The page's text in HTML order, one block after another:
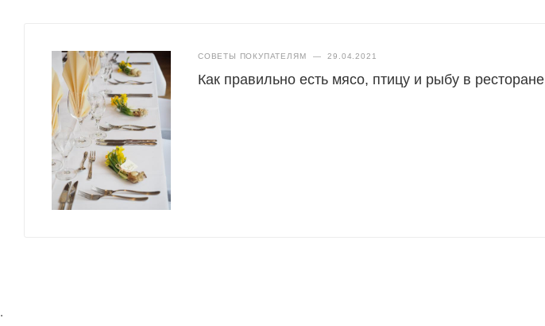
СОВЕТЫ ПОКУПАТЕЛЯМ — 29.04.2021
Как правильно есть мясо, птицу и рыбу в ресторане
.